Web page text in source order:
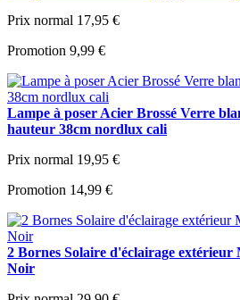
Prix normal 17,95 €
Promotion 9,99 €
Lampe à poser Acier Brossé Verre
hauteur 38cm nordlux cali
Prix normal 19,95 €
Promotion 14,99 €
2 Bornes Solaire d'éclairage
Noir